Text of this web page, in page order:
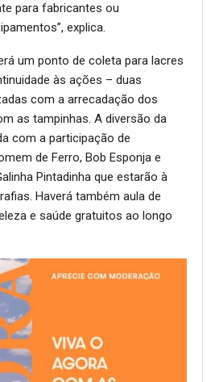
para fabricantes ou
explica.
um ponto de coleta para lacres
às ações – duas
com a arrecadação dos
as tampinhas. A diversão da
com a participação de
de Ferro, Bob Esponja e
Pintadinha que estarão à
Haverá também aula de
e saúde gratuitos ao longo